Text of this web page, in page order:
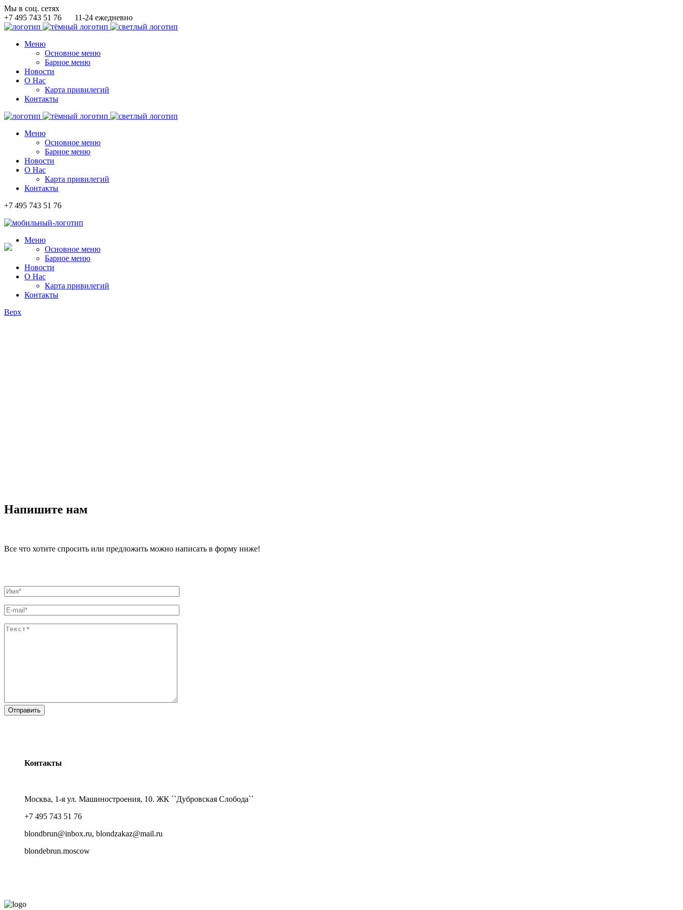
Мы в соц. сетях
+7 495 743 51 76
11-24 ежедневно
Меню
Основное меню
Барное меню
Новости
О Нас
Карта привилегий
Контакты
Меню
Основное меню
Барное меню
Новости
О Нас
Карта привилегий
Контакты
+7 495 743 51 76
Меню
Основное меню
Барное меню
Новости
О Нас
Карта привилегий
Контакты
Верх
Напишите нам
Все что хотите спросить или предложить можно написать в форму ниже!
Контакты
Москва, 1-я ул. Машиностроения, 10. ЖК ``Дубровская Слобода``
+7 495 743 51 76
blondbrun@inbox.ru, blondzakaz@mail.ru
blondebrun.moscow